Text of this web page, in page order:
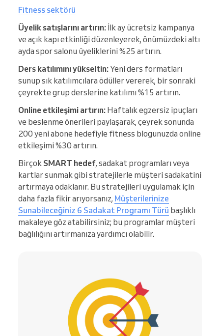
Fitness sektörü
Üyelik satışlarını artırın: İlk ay ücretsiz kampanya
ve açık kapı etkinliği düzenleyerek, önümüzdeki altı
ayda spor salonu üyeliklerini %25 artırın.
Ders katılımını yükseltin:Yeni ders formatları
sunup sık katılımcılara ödüller vererek, bir sonraki
çeyrekte grup derslerine katılımı %15 artırın.
Online etkileşimi artırın: Haftalık egzersiz ipuçları
ve beslenme önerileri paylaşarak, çeyrek sonunda
200 yeni abone hedefiyle fitness blogunuzda online
etkileşimi %30 artırın.
Birçok SMART hedef, sadakat programları veya
kartlar sunmak gibi stratejilerle müşteri sadakatini
artırmaya odaklanır. Bu stratejileri uygulamak için
daha fazla fikir arıyorsanız, Müşterilerinize
Sunabileceğiniz 6 Sadakat Programı Türü başlıklı
makaleye göz atabilirsiniz; bu programlar müşteri
bağlılığını artırmanıza yardımcı olabilir.